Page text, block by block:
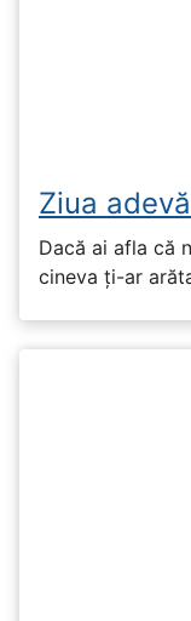
Ziua
Dacă ai afla că
cineva ți-ar